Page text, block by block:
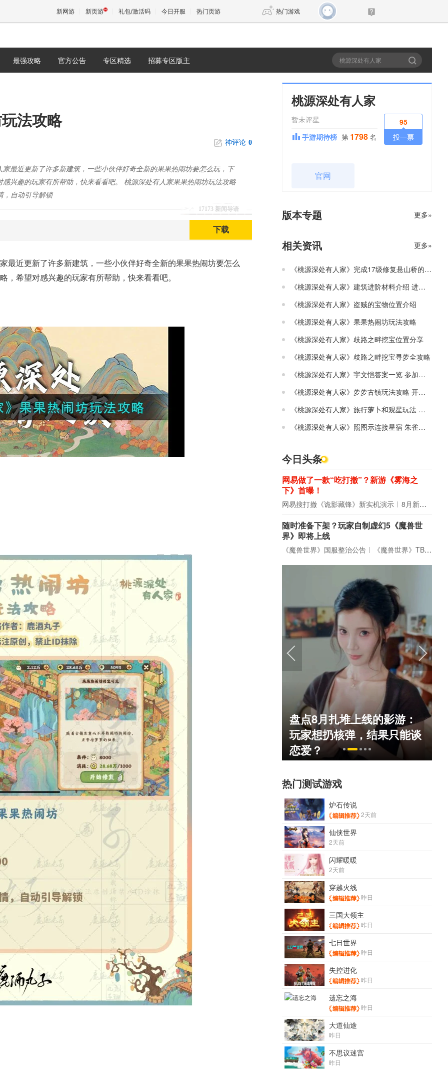
新网游 新页游 礼包/激活码 今日开服 热门页游 热门游戏
新仙侠5
最强攻略 官方公告 专区精选 招募专区版主
法攻略
神评论 0
17173 新闻导语
最近更新了许多新建筑，一些小伙伴好奇全新的果果热闹坊要怎么玩，下
兴趣的玩家有所帮助，快来看看吧。 桃源深处有人家果果热闹坊玩法攻略
，自动引导解锁
下载
最近更新了许多新建筑，一些小伙伴好奇全新的果果热闹坊要怎么
，希望对感兴趣的玩家有所帮助，快来看看吧。
桃源深处有人家
暂未评星
95
投一票
手游期待榜 第 1798名
官网
版本专题 更多»
相关资讯 更多»
《桃源深处有人家》完成17级修复悬山桥的任务 旅行画册收集方法
《桃源深处有人家》建筑进阶材料介绍 进阶的方法介绍
《桃源深处有人家》盗贼的宝物位置介绍
《桃源深处有人家》果果热闹坊玩法攻略
《桃源深处有人家》歧路之畔挖宝位置分享
《桃源深处有人家》歧路之畔挖宝寻萝全攻略
《桃源深处有人家》宇文恺答案一览 参加巧匠来换活动
《桃源深处有人家》萝萝古镇玩法攻略 开采道具使用及效果
《桃源深处有人家》旅行萝卜和观星玩法 博物山玩法攻略
《桃源深处有人家》照图示连接星宿 朱雀轸宿连接方法
今日头条
网易做了一款“吃打撤”？新游《雾海之
下》首曝！
网易搜打撤《诡影藏锋》新实机演示 8月新游前瞻：《诡秘之主》领衔
随时准备下架？玩家自制虚幻5《魔兽世
界》即将上线
《魔兽世界》国服整治公告 《魔兽世界》TBC周年大更：双经典团本回归！
漫谈：从MU开始，为
网游翅膀成了"躲不掉
需"？
一看吓一跳：雷死人不偿命
的囧图集（1169）
盘点8月扎堆上线的影游：
玩家想扔核弹，结果只能谈
恋爱？
热门测试游戏
炉石传说
2天前
仙侠世界
2天前
闪耀暖暖
2天前
穿越火线
昨日
三国大领主
昨日
七日世界
昨日
失控进化
昨日
遗忘之海
昨日
大道仙途
昨日
不思议迷宫
昨日